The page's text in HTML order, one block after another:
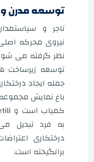
توسعه مدرن
نظر گرفته می
توسعه زیرساخت
جمله ایجاد
باغ نمایش
به فرد تبدیل
درختکاری
برانگیخته است.